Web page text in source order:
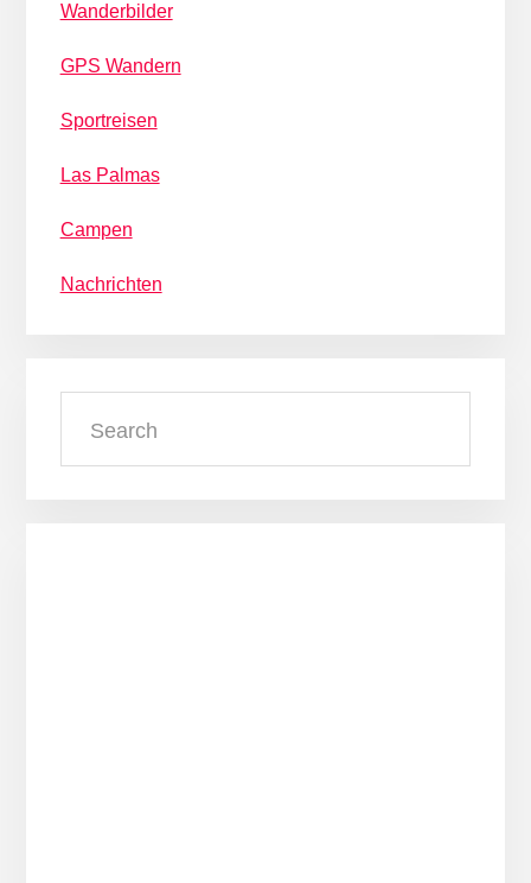
Wanderbilder
GPS Wandern
Sportreisen
Las Palmas
Campen
Nachrichten